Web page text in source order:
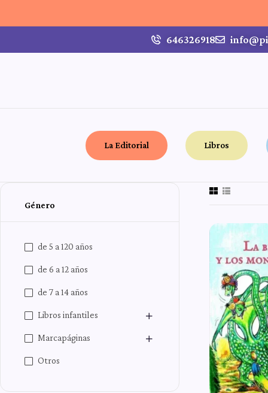
646326918
La Editorial Libros
Género
de 5 a 120 años
de 6 a 12 años
de 7 a 14 años
Libros infantiles
Marcapáginas
Otros